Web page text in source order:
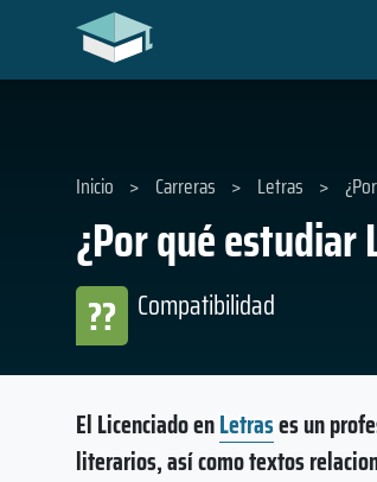
¿Por qué estudiar
Compatibilidad
??
Inicio > Carreras > Letras >
El Licenciado enLetrases un
literarios, así como textos